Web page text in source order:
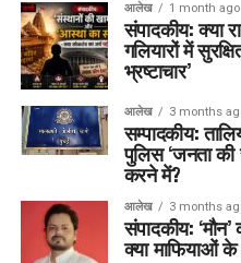
आलेख 1 month ago
संपादकीय: क्या
गलियारों में
भ्रष्टाचार’
आलेख 3 months
सम्पादकीय:
पुलिस ‘जनता
करने में?
आलेख 3 months
संपादकीय:
क्या माफियाओं